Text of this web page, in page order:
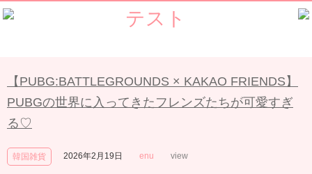
テスト
【PUBG:BATTLEGROUNDS × KAKAO FRIENDS】
PUBGの世界に入ってきたフレンズたちが可愛すぎ
る♡
韓国雑貨 2026年2月19日 enu view